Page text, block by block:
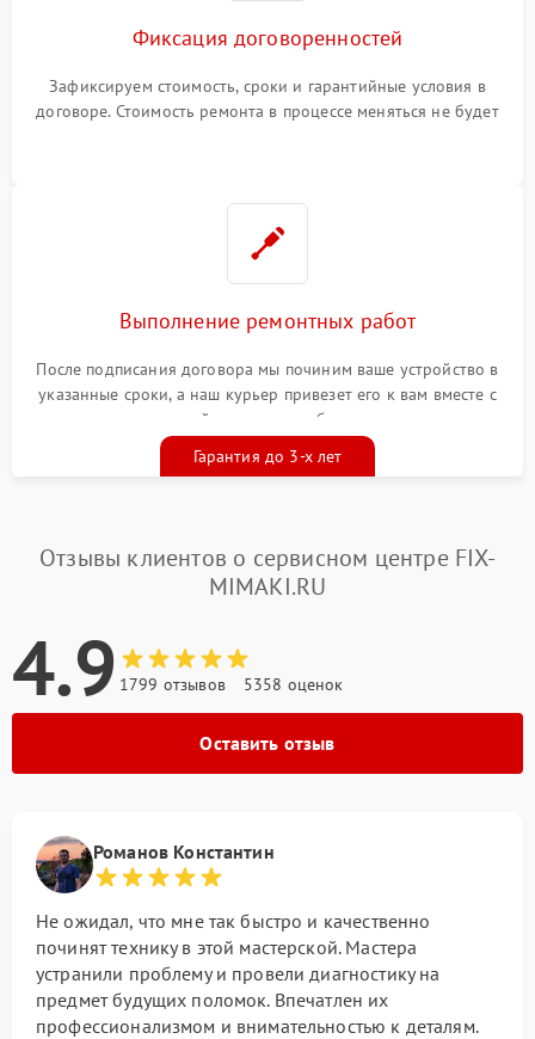
Фиксация договоренностей
Зафиксируем стоимость, сроки и гарантийные условия в
договоре. Стоимость ремонта в процессе меняться не будет
Выполнение ремонтных работ
После подписания договора мы починим ваше устройство в
указанные сроки, а наш курьер привезет его к вам вместе с
гарантийным талоном бесплатно
Гарантия до 3-х лет
Отзывы клиентов о сервисном центре FIX-
MIMAKI.RU
4.9 1799 отзывов 5358 оценок
Оставить отзыв
Романов Константин
Не ожидал, что мне так быстро и качественно
починят технику в этой мастерской. Мастера
устранили проблему и провели диагностику на
предмет будущих поломок. Впечатлен их
профессионализмом и внимательностью к деталям.